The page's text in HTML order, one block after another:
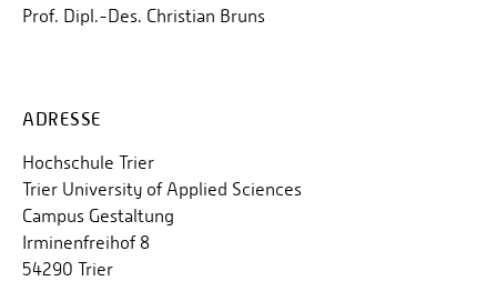
Prof. Dipl.-Des. Christian Bruns
ADRESSE
Hochschule Trier
Trier University of Applied Sciences
Campus Gestaltung
Irminenfreihof 8
54290 Trier